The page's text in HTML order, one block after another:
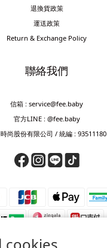
退換貨政策
運送政策
Return & Exchange Policy
聯絡我們
信箱 : service@fee.baby
官方LINE : @fee.baby
尚股份有限公司 / 統編 : 93511180